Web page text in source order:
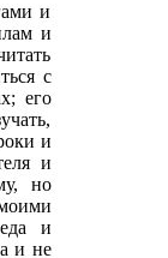
и
и
с
его
и
и
но
и
и не